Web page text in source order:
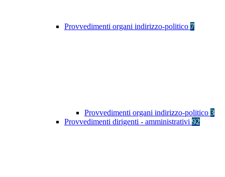
Provvedimenti organi indirizzo-politico 7
Provvedimenti organi indirizzo-politico 3
Provvedimenti dirigenti - amministrativi 92